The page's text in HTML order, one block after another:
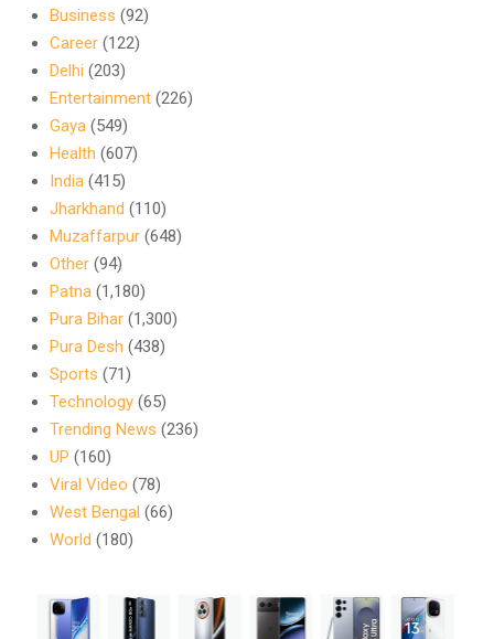
Business (92)
Career (122)
Delhi (203)
Entertainment (226)
Gaya (549)
Health (607)
India (415)
Jharkhand (110)
Muzaffarpur (648)
Other (94)
Patna (1,180)
Pura Bihar (1,300)
Pura Desh (438)
Sports (71)
Technology (65)
Trending News (236)
UP (160)
Viral Video (78)
West Bengal (66)
World (180)